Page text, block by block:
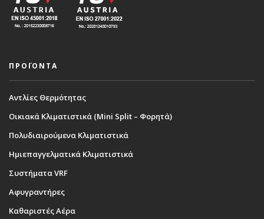
ΠΡΟΪΟΝΤΑ
Αντλίες Θερμότητας
Οικιακά Κλιματιστικά (Mini Split – Φορητά)
Πολυδιαιρούμενα Κλιματιστικά
Ημιεπαγγελματικά Κλιματιστικά
Συστήματα VRF
Αφυγραντήρες
Καθαριστές Αέρα